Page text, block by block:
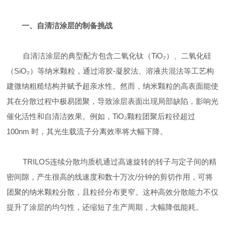
一、自清洁涂层的制备挑战
自清洁涂层的典型配方包含二氧化钛（TiO₂）、二氧化硅
（SiO₂）等纳米颗粒，通过溶胶-凝胶法、溶液共混法等工艺构
建微纳粗糙结构并赋予超亲水性。然而，纳米颗粒的高表面能使
其在分散过程中极易团聚，导致涂层表面出现局部缺陷，影响光
催化活性和自清洁效果。例如，TiO₂颗粒团聚后粒径超过
100nm 时，其光生载流子分离效率将大幅下降。
TRILOS连续分散均质机通过高速旋转的转子与定子间的精
密间隙 ，产生很高的线速度和数十万次/分钟的剪切作用，可将
团聚的纳米颗粒分散 ， 且粒径分布更窄。这种高效分散能力不仅
提升了涂层的均匀性，还缩短了生产周期， 大幅降低能耗。